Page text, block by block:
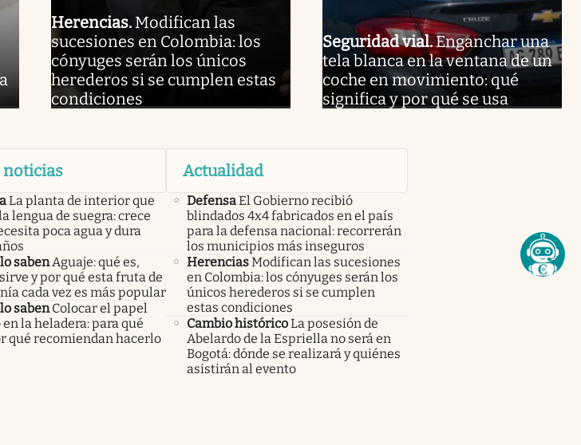
Herencias. Modifican las
sucesiones en Colombia: los
cónyuges serán los únicos
herederos si se cumplen estas
condiciones
Seguridad vial.Enganchar una
tela blanca en la ventana de un
coche en movimiento: qué
significa y por qué se usa
La planta de interior que
lengua de suegra: crece
poca agua y dura
sabenAguaje: qué es,
y por qué esta fruta de
cada vez es más popular
saben Colocar el papel
la heladera: para qué
qué recomiendan hacerlo
Actualidad
DefensaEl Gobierno recibió
blindados 4x4 fabricados en el país
para la defensa nacional: recorrerán
los municipios más inseguros
HerenciasModifican las sucesiones
en Colombia: los cónyuges serán los
únicos herederos si se cumplen
estas condiciones
Cambio históricoLa posesión de
Abelardo de la Espriella no será en
Bogotá: dónde se realizará y quiénes
asistirán al evento